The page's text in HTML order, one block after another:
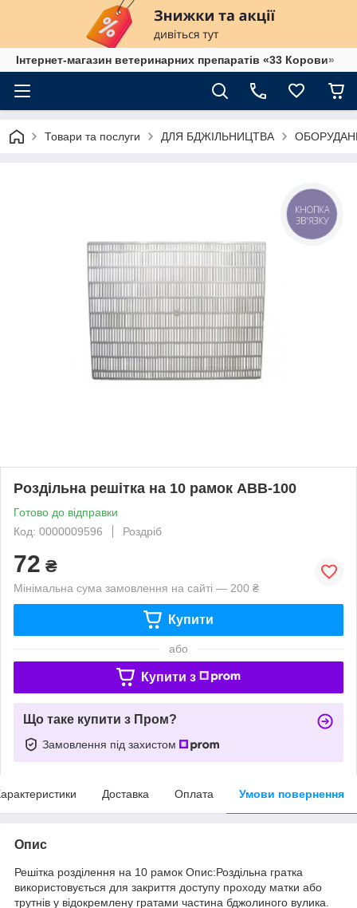
Інтернет-магазин ветеринарних препаратів «33 Корови»
Товари та послуги ДЛЯ БДЖІЛЬНИЦТВА
Роздільна решітка на 10 рамок АВВ-100
Готово до відправки
Код: 0000009596
Роздріб
72 ₴
Мінімальна сума замовлення на сайті — 200 ₴
Купити
або
Купити з
Що таке купити з Пром?
Замовлення під захистом
Доставка Оплата Умови повернення
Опис
Решітка розділення на 10 рамок Опис:Роздільна гратка
використовується для закриття доступу проходу матки або
трутнів у відокремлену гратами частина бджолиного вулика.
КНОПКА
ЗВ'ЯЗКУ